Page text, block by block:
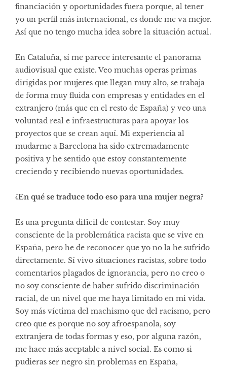
financiación y oportunidades fuera porque, al tener
yo un perfil más internacional, es donde me va mejor.
Así que no tengo mucha idea sobre la situación actual.
En Cataluña, sí me parece interesante el panorama
audiovisual que existe. Veo muchas operas primas
dirigidas por mujeres que llegan muy alto, se trabaja
de forma muy fluida con empresas y entidades en el
extranjero (más que en el resto de España) y veo una
voluntad real e infraestructuras para apoyar los
proyectos que se crean aquí. Mi experiencia al
mudarme a Barcelona ha sido extremadamente
positiva y he sentido que estoy constantemente
creciendo y recibiendo nuevas oportunidades.
¿En qué se traduce todo eso para una mujer negra?
Es una pregunta difícil de contestar. Soy muy
consciente de la problemática racista que se vive en
España, pero he de reconocer que yo no la he sufrido
directamente. Sí vivo situaciones racistas, sobre todo
comentarios plagados de ignorancia, pero no creo o
no soy consciente de haber sufrido discriminación
racial, de un nivel que me haya limitado en mi vida.
Soy más víctima del machismo que del racismo, pero
creo que es porque no soy afroespañola, soy
extranjera de todas formas y eso, por alguna razón,
me hace más aceptable a nivel social. Es como si
pudieras ser negro sin problemas en España,